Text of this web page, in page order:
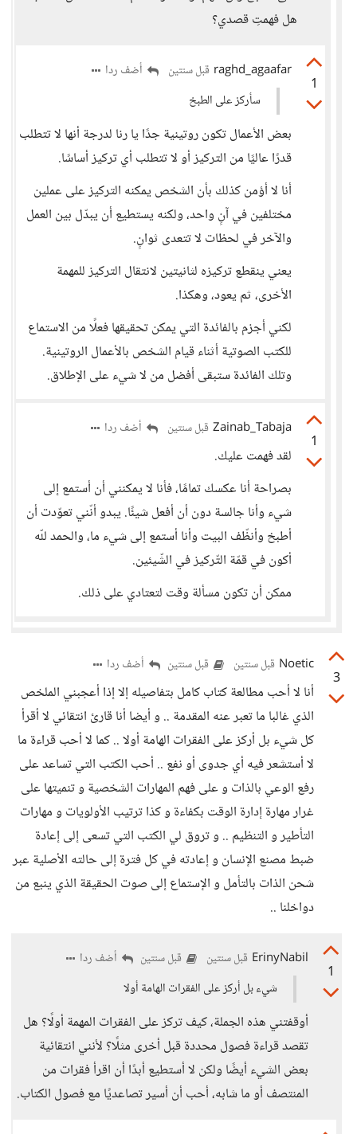
هل فهمتِ قصدي؟
1
raghd_agaafar قبل سنتين
أضف ردا
سأركز على الطبخ
بعض الأعمال تكون روتينية جدًا يا رنا لدرجة أنها لا تتطلب
قدرًا عاليًا من التركيز أو لا تتطلب أي تركيز أساسًا.
أنا لا أؤمن كذلك بأن الشخص يمكنه التركيز على عملين
مختلفين في آنٍ واحد، ولكنه يستطيع أن يبدّل بين العمل
والآخر في لحظات لا تتعدى ثوانٍ.
يعني ينقطع تركيزه لثانيتين لانتقال التركيز للمهمة
الأخرى، ثم يعود، وهكذا.
لكني أجزم بالفائدة التي يمكن تحقيقها فعلًا من الاستماع
للكتب الصوتية أثناء قيام الشخص بالأعمال الروتينية.
وتلك الفائدة ستبقى أفضل من لا شيء على الإطلاق.
1
Zainab_Tabaja قبل سنتين أضف ردا
لقد فهمت عليك.
بصراحة أنا عكسك تمامًا، فأنا لا يمكنني أن أستمع إلى
شيء وأنا جالسة دون أن أفعل شيئًا. يبدو أنّني تعوّدت أن
أطبخ وأنظّف البيت وأنا أستمع إلى شيء ما، والحمد للّه
أكون في قمّة التّركيز في الشّيئين.
ممكن أن تكون مسألة وقت لتعتادي على ذلك.
3
Noetic قبل سنتين قبل سنتين أضف ردا
أنا لا أحب مطالعة كتاب كامل بتفاصيله إلا إذا أعجبني الملخص
الذي غالبا ما تعبر عنه المقدمة .. و أيضا أنا قارئ انتقائي لا أقرأ
كل شيء بل أركز على الفقرات الهامة أولا .. كما لا أحب قراءة ما
لا أستشعر فيه أي جدوى أو نفع .. أحب الكتب التي تساعد على
رفع الوعي بالذات و على فهم المهارات الشخصية و تنميتها على
غرار مهارة إدارة الوقت بكفاءة و كذا ترتيب الأولويات و مهارات
التأطير و التنظيم .. و تروق لي الكتب التي تسعى إلى إعادة
ضبط مصنع الإنسان و إعادته في كل فترة إلى حالته الأصلية عبر
شحن الذات بالتأمل و الإستماع إلى صوت الحقيقة الذي ينبع من
دواخلنا ..
1
ErinyNabil قبل سنتين قبل سنتين
أضف ردا
شيء بل أركز على الفقرات الهامة أولا
أوقفتني هذه الجملة، كيف تركز على الفقرات المهمة أولًا؟ هل
تقصد قراءة فصول محددة قبل أخرى مثلًا؟ لأنني انتقائية
بعض الشيء أيضًا ولكن لا أستطيع أبدًا أن اقرأ فقرات من
المنتصف أو ما شابه، أحب أن أسير تصاعديًا مع فصول الكتاب.